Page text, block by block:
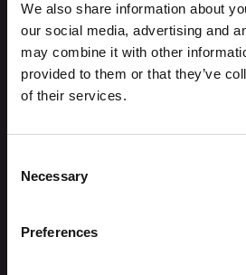
We also share information about
our social media, advertising and
may combine it with other
provided to them or that they’ve
of their services.
Selection
Necessary
Preferences